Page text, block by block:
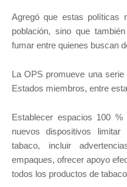
Agregó que estas políticas
población, sino que
fumar entre quienes buscan
La OPS promueve una
Estados miembros, entre
Establecer espacios 100
nuevos dispositivos
tabaco, incluir
empaques, ofrecer apoyo
todos los productos de